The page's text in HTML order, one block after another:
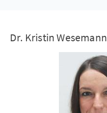
Dr. Kristin Wesemann